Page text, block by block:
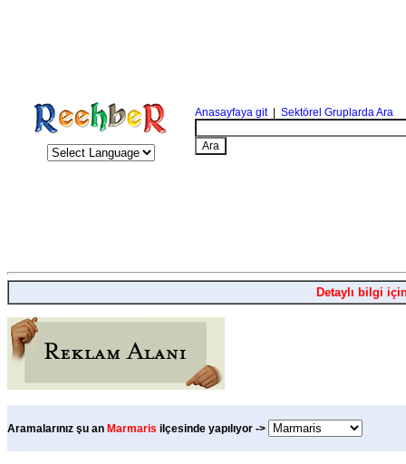
Anasayfaya git| Sektörel Gruplarda Ara
Detaylı bilgi
Aramalarınız şu an Marmaris ilçesinde yapılıyor ->